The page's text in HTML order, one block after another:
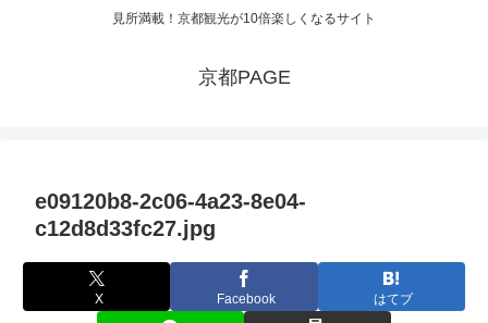
見所満載！京都観光が10倍楽しくなるサイト
京都PAGE
e09120b8-2c06-4a23-8e04-
c12d8d33fc27.jpg
X Facebook はてブ